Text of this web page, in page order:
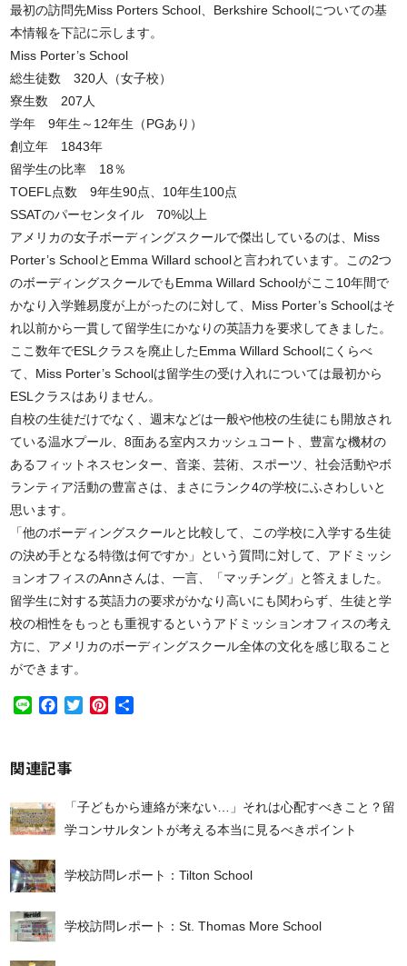
最初の訪問先Miss Porters School、Berkshire Schoolについての基
本情報を下記に示します。
Miss Porter’s School
総生徒数 320人（女子校）
寮生数 207人
学年 9年生～12年生（PGあり）
創立年 1843年
留学生の比率 18％
TOEFL点数 9年生90点、10年生100点
SSATのパーセンタイル 70%以上
アメリカの女子ボーディングスクールで傑出しているのは、Miss
Porter’s SchoolとEmma Willard schoolと言われています。この2つ
のボーディングスクールでもEmma Willard Schoolがここ10年間で
かなり入学難易度が上がったのに対して、Miss Porter’s Schoolはそ
れ以前から一貫して留学生にかなりの英語力を要求してきました。
ここ数年でESLクラスを廃止したEmma Willard Schoolにくらべ
て、Miss Porter’s Schoolは留学生の受け入れについては最初から
ESLクラスはありません。
自校の生徒だけでなく、週末などは一般や他校の生徒にも開放され
ている温水プール、8面ある室内スカッシュコート、豊富な機材の
あるフィットネスセンター、音楽、芸術、スポーツ、社会活動やボ
ランティア活動の豊富さは、まさにランク4の学校にふさわしいと
思います。
「他のボーディングスクールと比較して、この学校に入学する生徒
の決め手となる特徴は何ですか」という質問に対して、アドミッシ
ョンオフィスのAnnさんは、一言、「マッチング」と答えました。
留学生に対する英語力の要求がかなり高いにも関わらず、生徒と学
校の相性をもっとも重視するというアドミッションオフィスの考え
方に、アメリカのボーディングスクール全体の文化を感じ取ること
ができます。
Line Facebook
TwitterPinterest
関連記事
「子どもから連絡が来ない…」それは心配すべきこと？留
学コンサルタントが考える本当に見るべきポイント
学校訪問レポート：Tilton School
学校訪問レポート：St. Thomas More School